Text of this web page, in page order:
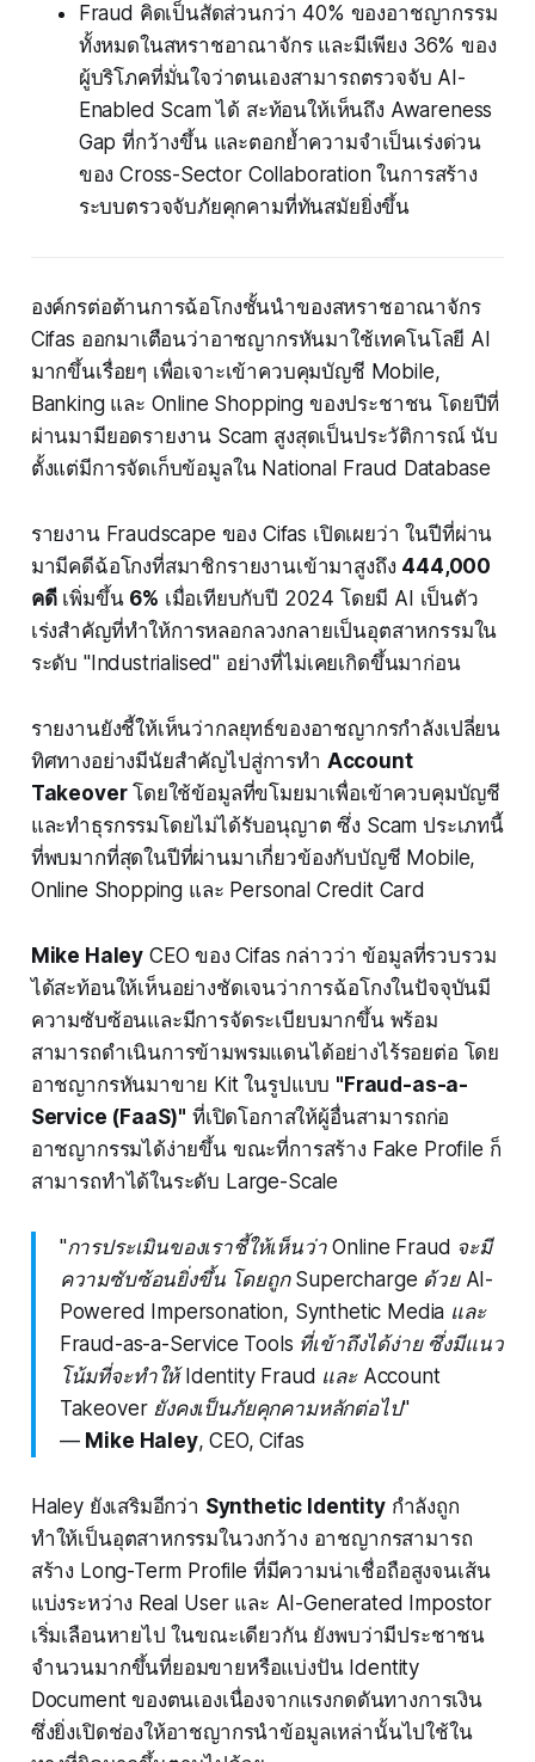
Fraud คิดเป็นสัดส่วนกว่า 40% ของอาชญากรรม
ทั้งหมดในสหราชอาณาจักร และมีเพียง 36% ของ
ผู้บริโภคที่มั่นใจว่าตนเองสามารถตรวจจับ AI-
Enabled Scam ได้ สะท้อนให้เห็นถึง Awareness
Gap ที่กว้างขึ้น และตอกย้ำความจำเป็นเร่งด่วน
ของ Cross-Sector Collaboration ในการสร้าง
ระบบตรวจจับภัยคุกคามที่ทันสมัยยิ่งขึ้น
องค์กรต่อต้านการฉ้อโกงชั้นนำของสหราชอาณาจักร
Cifas ออกมาเตือนว่าอาชญากรหันมาใช้เทคโนโลยี AI
มากขึ้นเรื่อยๆ เพื่อเจาะเข้าควบคุมบัญชี Mobile,
Banking และ Online Shopping ของประชาชน โดยปีที่
ผ่านมามียอดรายงาน Scam สูงสุดเป็นประวัติการณ์ นับ
ตั้งแต่มีการจัดเก็บข้อมูลใน National Fraud Database
รายงาน Fraudscape ของ Cifas เปิดเผยว่า ในปีที่ผ่าน
มามีคดีฉ้อโกงที่สมาชิกรายงานเข้ามาสูงถึง 444,000
คดีเพิ่มขึ้น 6% เมื่อเทียบกับปี 2024 โดยมี AI เป็นตัว
เร่งสำคัญที่ทำให้การหลอกลวงกลายเป็นอุตสาหกรรมใน
ระดับ "Industrialised" อย่างที่ไม่เคยเกิดขึ้นมาก่อน
รายงานยังชี้ให้เห็นว่ากลยุทธ์ของอาชญากรกำลังเปลี่ยน
ทิศทางอย่างมีนัยสำคัญไปสู่การทำ Account
Takeoverโดยใช้ข้อมูลที่ขโมยมาเพื่อเข้าควบคุมบัญชี
และทำธุรกรรมโดยไม่ได้รับอนุญาต ซึ่ง Scam ประเภทนี้
ที่พบมากที่สุดในปีที่ผ่านมาเกี่ยวข้องกับบัญชี Mobile,
Online Shopping และ Personal Credit Card
Mike Haley CEO ของ Cifas กล่าวว่า ข้อมูลที่รวบรวม
ได้สะท้อนให้เห็นอย่างชัดเจนว่าการฉ้อโกงในปัจจุบันมี
ความซับซ้อนและมีการจัดระเบียบมากขึ้น พร้อม
สามารถดำเนินการข้ามพรมแดนได้อย่างไร้รอยต่อ โดย
อาชญากรหันมาขาย Kit ในรูปแบบ "Fraud-as-a-
Service (FaaS)" ที่เปิดโอกาสให้ผู้อื่นสามารถก่อ
อาชญากรรมได้ง่ายขึ้น ขณะที่การสร้าง Fake Profile ก็
สามารถทำได้ในระดับ Large-Scale
"การประเมินของเราชี้ให้เห็นว่า Online Fraud จะมี
ความซับซ้อนยิ่งขึ้น โดยถูก Supercharge ด้วย AI-
Powered Impersonation, Synthetic Media และ
Fraud-as-a-Service Tools ที่เข้าถึงได้ง่าย ซึ่งมีแนว
โน้มที่จะทำให้ Identity Fraud และ Account
Takeover ยังคงเป็นภัยคุกคามหลักต่อไป"
— Mike Haley, CEO, Cifas
Haley ยังเสริมอีกว่า Synthetic Identityกำลังถูก
ทำให้เป็นอุตสาหกรรมในวงกว้าง อาชญากรสามารถ
สร้าง Long-Term Profile ที่มีความน่าเชื่อถือสูงจนเส้น
แบ่งระหว่าง Real User และ AI-Generated Impostor
เริ่มเลือนหายไป ในขณะเดียวกัน ยังพบว่ามีประชาชน
จำนวนมากขึ้นที่ยอมขายหรือแบ่งปัน Identity
Document ของตนเองเนื่องจากแรงกดดันทางการเงิน
ซึ่งยิ่งเปิดช่องให้อาชญากรนำข้อมูลเหล่านั้นไปใช้ใน